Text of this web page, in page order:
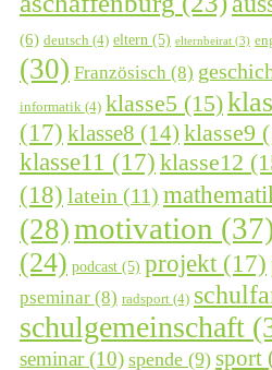
(6) deutsch (4) eltern (5) elternbeirat (3)
(30) Französisch (8)
informatik (4) klasse5 (15)
(17) klasse8 (14) klasse9
klasse11 (17) klasse12
(18) latein (11)
(28)motivation
(24) podcast (5) projekt (17)
pseminar (8) radsport (4)
schulgemeinschaft
seminar(10) spende (9) sport